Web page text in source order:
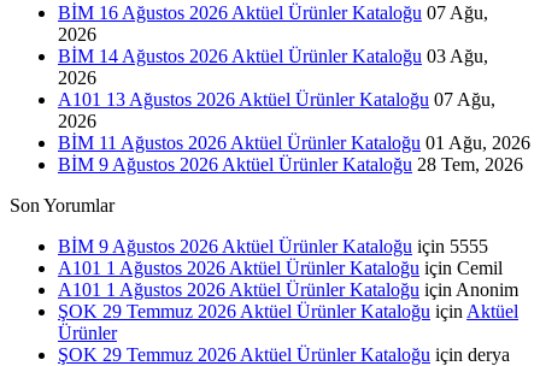
BİM 16 Ağustos 2026 Aktüel Ürünler Kataloğu 07 Ağu,
2026
BİM 14 Ağustos 2026 Aktüel Ürünler Kataloğu 03 Ağu,
2026
A101 13 Ağustos 2026 Aktüel Ürünler Kataloğu 07 Ağu,
2026
BİM 11 Ağustos 2026 Aktüel Ürünler Kataloğu 01 Ağu, 2026
BİM 9 Ağustos 2026 Aktüel Ürünler Kataloğu 28 Tem, 2026
Son Yorumlar
BİM 9 Ağustos 2026 Aktüel Ürünler Kataloğu için 5555
A101 1 Ağustos 2026 Aktüel Ürünler Kataloğu için Cemil
A101 1 Ağustos 2026 Aktüel Ürünler Kataloğu için Anonim
ŞOK 29 Temmuz 2026 Aktüel Ürünler Kataloğu için Aktüel
Ürünler
ŞOK 29 Temmuz 2026 Aktüel Ürünler Kataloğu için derya